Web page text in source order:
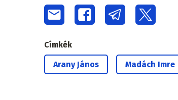
Címkék
Arany János Madách Imre